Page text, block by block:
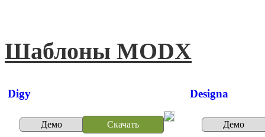
Шаблоны MODX
Digy
Демо Скачать
Designa
Демо